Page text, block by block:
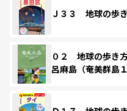
Ｊ３３ 地球の歩
０２ 地球の歩
呂麻島（奄美群島